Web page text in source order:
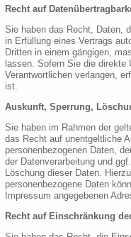
Recht auf
Sie haben das Recht, Daten,
in Erfüllung eines Vertrags
Dritten in einem gängigen,
lassen. Sofern Sie die direkte
Verantwortlichen verlangen,
ist.
Auskunft, Sperrung,
Sie haben im Rahmen der
das Recht auf unentgeltliche
personenbezogenen Daten,
der Datenverarbeitung und
Löschung dieser Daten.
personenbezogene Daten
Impressum angegebenen
Recht auf Einschränkung